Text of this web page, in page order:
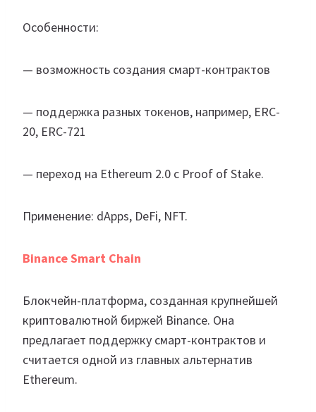
Особенности:
— возможность создания смарт-контрактов
— поддержка разных токенов, например, ERC-
20, ERC-721
— переход на Ethereum 2.0 с Proof of Stake.
Применение: dApps, DeFi, NFT.
Binance Smart Chain
Блокчейн-платформа, созданная крупнейшей
криптовалютной биржей Binance. Она
предлагает поддержку смарт-контрактов и
считается одной из главных альтернатив
Ethereum.